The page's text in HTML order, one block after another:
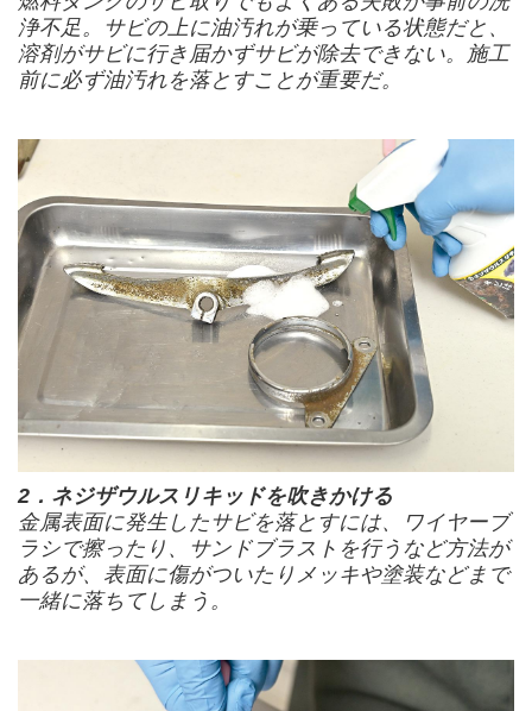
浄不足。サビの上に油汚れが乗っている状態だと、
溶剤がサビに行き届かずサビが除去できない。施工
前に必ず油汚れを落とすことが重要だ。
2．ネジザウルスリキッドを吹きかける
金属表面に発生したサビを落とすには、ワイヤーブ
ラシで擦ったり、サンドブラストを行うなど方法が
あるが、表面に傷がついたりメッキや塗装などまで
一緒に落ちてしまう。